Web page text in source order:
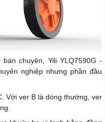
chuyên, Yili YLQ7590G -
nghiệp nhưng phần đầu
Với ver B là dòng thường, ver